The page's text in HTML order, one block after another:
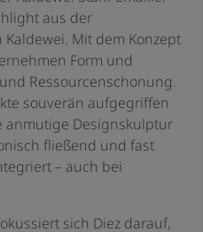
aus der
Kaldewei. Mit dem Konzept
Form und
Ressourcenschonung.
souverän aufgegriffen
anmutige Designskulptur
fließend und fast
– auch bei
sich Diez darauf,